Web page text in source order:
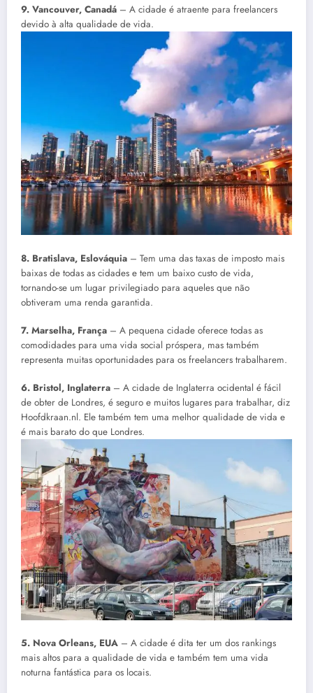
9. Vancouver, Canadá – A cidade é atraente para freelancers
devido à alta qualidade de vida.
8. Bratislava, Eslováquia – Tem uma das taxas de imposto mais
baixas de todas as cidades e tem um baixo custo de vida,
tornando-se um lugar privilegiado para aqueles que não
obtiveram uma renda garantida.
7. Marselha, França – A pequena cidade oferece todas as
comodidades para uma vida social próspera, mas também
representa muitas oportunidades para os freelancers trabalharem.
6. Bristol, Inglaterra – A cidade de Inglaterra ocidental é fácil
de obter de Londres, é seguro e muitos lugares para trabalhar, diz
Hoofdkraan.nl. Ele também tem uma melhor qualidade de vida e
é mais barato do que Londres.
5. Nova Orleans, EUA – A cidade é dita ter um dos rankings
mais altos para a qualidade de vida e também tem uma vida
noturna fantástica para os locais.